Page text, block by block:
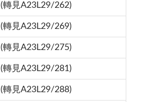
(轉見A23L29/262)
(轉見A23L29/269)
(轉見A23L29/275)
(轉見A23L29/281)
(轉見A23L29/288)